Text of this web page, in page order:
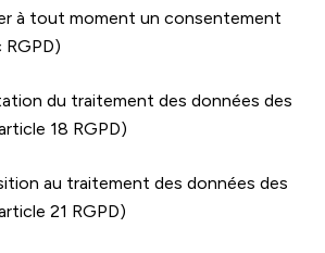
à tout moment un consentement
du traitement des données des
18 RGPD)
au traitement des données des
21 RGPD)